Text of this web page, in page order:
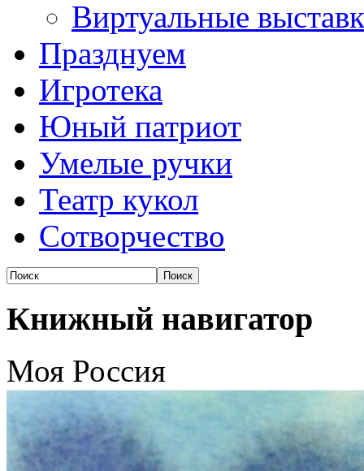
Виртуальные
Празднуем
Игротека
Юный патриот
Умелые ручки
Театр кукол
Сотворчество
Книжный навигатор
Моя Россия